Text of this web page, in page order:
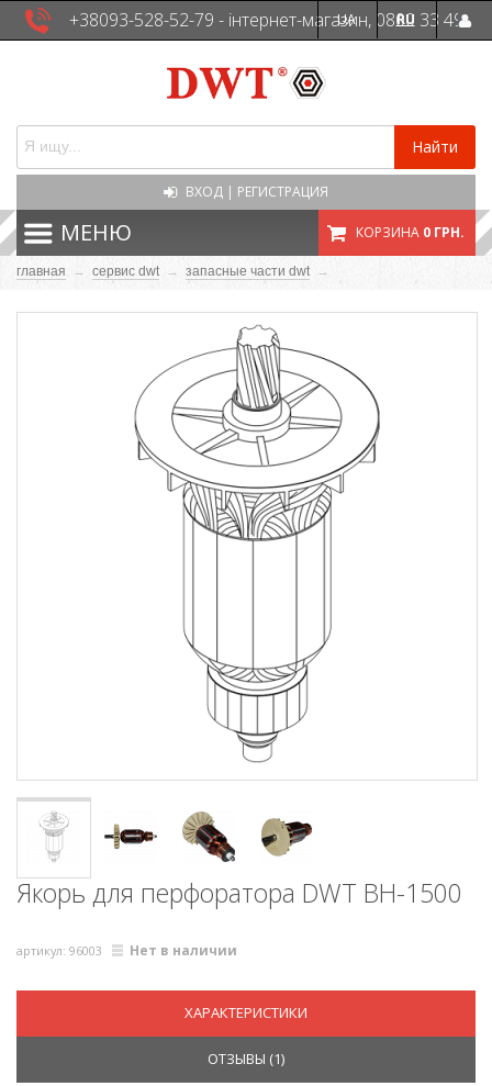
+38093-528-52-79 - інтернет-магазин, 0800 33 49
UA RU
Найти
ВХОД | РЕГИСТРАЦИЯ
МЕНЮ КОРЗИНА 0 ГРН.
главная → сервис dwt → запасные части dwt →
Якорь для перфоратора DWT BH-1500
артикул: 96003 Нет в наличии
ХАРАКТЕРИСТИКИ
ОТЗЫВЫ (1)